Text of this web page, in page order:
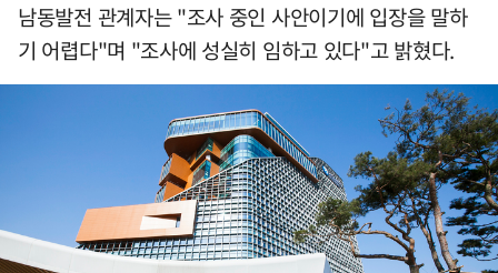
남동발전 관계자는 "조사 중인 사안이기에 입장을 말하
기 어렵다"며 "조사에 성실히 임하고 있다"고 밝혔다.